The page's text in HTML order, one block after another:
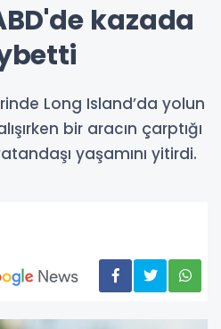
kazada
Long Island’da yolun
bir aracın çarptığı
yaşamını yitirdi.